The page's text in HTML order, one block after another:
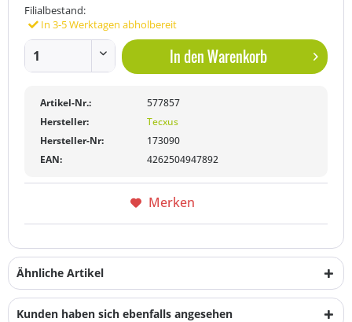
Filialbestand:
In 3-5 Werktagen abholbereit
In denWarenkorb
Artikel-Nr.:
577857
Hersteller:
Tecxus
Hersteller-Nr:
173090
EAN:
4262504947892
Merken
Ähnliche Artikel
Kunden haben sich ebenfalls angesehen